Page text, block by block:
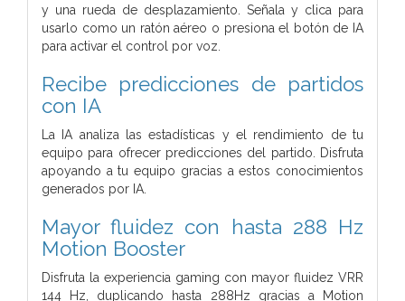
y una rueda de desplazamiento. Señala y clica para
usarlo como un ratón aéreo o presiona el botón de IA
para activar el control por voz.
Recibe predicciones de partidos
con IA
La IA analiza las estadísticas y el rendimiento de tu
equipo para ofrecer predicciones del partido. Disfruta
apoyando a tu equipo gracias a estos conocimientos
generados por IA.
Mayor fluidez con hasta 288 Hz
Motion Booster
Disfruta la experiencia gaming con mayor fluidez VRR
144 Hz, duplicando hasta 288Hz gracias a Motion